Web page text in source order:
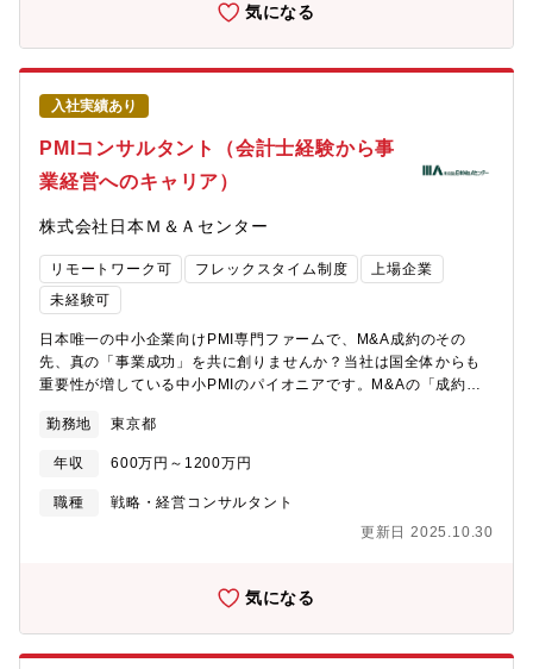
幹部層への提案・業界ディスカッションを主導いただきます。 そ
の後、日本拠点側の責任者として、顧客コミュニ―ション、チー
ムマネジメント、特定産業における調査・レポート発行などを担
当していただきます。 将来的には海外拠点でのマネジメントを担
っていただきます。 【募集背景】コーポレートアドバイザリー部
門立上げに伴う体制構築・強化
在案件があります。自ら営業する必要はなく、プロジェクトの質
に専念できる環境です。・オーダーメイド型のPMI支援当社は画一
的なパッケージではなく、顧客ごとに最適な支援を重視。経営者
と膝を突き合わせて、現場の課題解決や対象会社従業員のモチベ
ーション向上まで真剣に考え抜きます。・組織を自ら大きくでき
る成長環境現在15名規模。設立間もないからこそ、会社とともに
自己成長ができ、将来のマネージャーなど管理職も積極的に狙え
ます。多様なバックグラウンド（銀行、会計、コンサル出身者）
スキル」を体得できるPMIの現場では、数字やシステムの統合だけ
でなく、「人」「組織」「モチベーション」も深く扱います。こ
の経験はAIに代替できない、本物の経営参謀力の修得につながり
ます。【主な業務内容】・M&A後のシナジー最大化や統合支援
（PMIプロジェクト参画）、課題整理、優先順位付け、アクション
プラン設計経営者や担当者と密な信頼関係を築き、現場での課題
や将来ビジョンの策定をリード従業員ヒアリングや改善案の提
示、施策の経営インパクトや優先度評価、現場・経営層双方への
慮したコミュニケーションも重視。・組織、人事評価制度等の改
善提案と導入支援・会計、システム、業務フローなど多面的な統
けでなく現場参加型の施策企画・実行を実現。・社員インタビュ
ーから「従業員本音の要望」「企業文化」「潜在課題」を把握
を実現しています。【組織構成】PMI専属15名【募集背景】中小
PMIへの社会的ニーズが右肩上がりで増加中。社会的な要請に応え
つつ、買い手企業様や売り手企業様のニーズに対応するために積
極的な増員募集。現在、供給力の不足を外部パートナーとの協業
気になる
入社実績あり
PMIコンサルタント（会計士経験から事
業経営へのキャリア）
株式会社日本Ｍ＆Ａセンター
リモートワーク可 フレックスタイム制度
上場企業
未経験可
日本唯一の中小企業向けPMI専門ファームで、M&A成約のその
先、真の「事業成功」を共に創りませんか？当社は国全体からも
重要性が増している中小PMIのパイオニアです。M&Aの「成約ま
の実現へ。PMIは、日本経済における事業存続と発展の要として今
後ますます注目される大義のある仕事です。会計士としての専門
性や分析力を企業成長の現場・経営の意思決定にダイレクトに活
かしませんか。【当社で働く魅力】・経営者の右腕として本気で
し、組織全体を動かす中心的な役割を担えます。会計士のバック
挑戦できます。・案件数豊富で営業活動も不要、年収アップやポ
ジションアップのチャンスも豊富安定したプロジェクト案件があ
り、ご経験や成果をしっかりと評価します。組織拡大フェーズの
ため、マネージャーや管理職へ最短距離で挑める環境です。・専
勤務地 東京都
年収 600万円～1200万円
職種
戦略・経営コンサルタント
更新日 2025.10.30
気になる